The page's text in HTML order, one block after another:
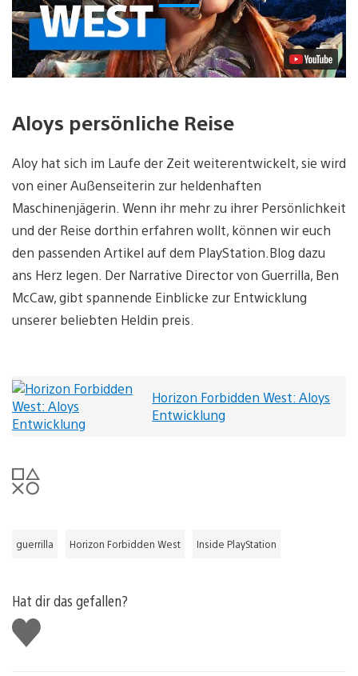
Aloys persönliche Reise
Aloy hat sich im Laufe der Zeit weiterentwickelt, sie wird
von einer Außenseiterin zur heldenhaften
Maschinenjägerin. Wenn ihr mehr zu ihrer Persönlichkeit
und der Reise dorthin erfahren wollt, können wir euch
den passenden Artikel auf dem PlayStation.Blog dazu
ans Herz legen. Der Narrative Director von Guerrilla, Ben
McCaw, gibt spannende Einblicke zur Entwicklung
unserer beliebten Heldin preis.
Horizon Forbidden West: Aloys
Entwicklung
guerrilla Horizon Forbidden West Inside PlayStation
Hat dir das gefallen?
Gefällt
mir